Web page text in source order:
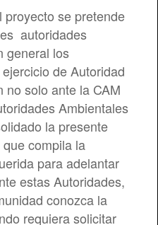
proyecto se pretende
autoridades
general los
de Autoridad
no solo ante la CAM
Ambientales
la presente
compila la
para adelantar
estas Autoridades,
conozca la
requiera solicitar